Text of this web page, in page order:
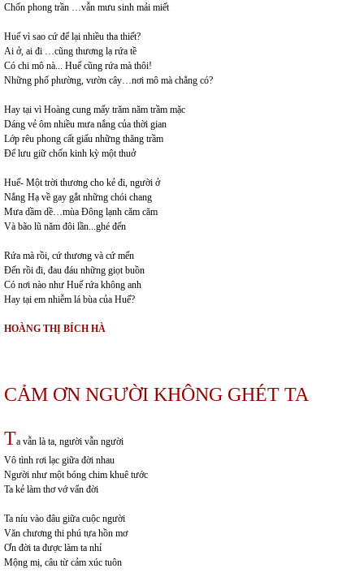
Chốn phong trần …vẫn mưu sinh mải miết
Huế vì sao cứ để lại nhiều tha thiết?
Ai ở, ai đi …cũng thương lạ rứa tề
Có chi mô nà... Huế cũng rứa mà thôi!
Những phố phường, vườn cây…nơi mô mà chẳng có?
Hay tại vì Hoàng cung mấy trăm năm trầm mặc
Dáng vẻ ôm nhiều mưa nắng của thời gian
Lớp rêu phong cất giấu những thăng trầm
Để lưu giữ chốn kinh kỳ một thuở
Huế- Một trời thương cho kẻ đi, người ở
Nắng Hạ về gay gắt những chói chang
Mưa dầm dề…mùa Đông lạnh căm căm
Và bão lũ năm đôi lần...ghé đến
Rứa mà rồi, cứ thương và cứ mến
Đến rồi đi, đau đáu những giọt buồn
Có nơi nào như Huế rứa không anh
Hay tại em nhiễm lá bùa của Huế?
HOÀNG THỊ BÍCH HÀ
CẢM ƠN NGƯỜI KHÔNG GHÉT TA
Ta vẫn là ta, người vẫn người
Vô tình rơi lạc giữa đời nhau
Người như một bóng chim khuê tước
Ta kẻ làm thơ vớ vẩn đời
Ta níu vào đâu giữa cuộc người
Văn chương thi phú tựa hồn mơ
Ơn đời ta được làm ta nhỉ
Mộng mị, câu từ cảm xúc tuôn